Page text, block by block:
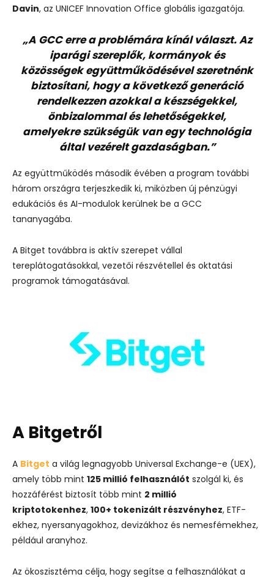
Davin, az UNICEF Innovation Office globális igazgatója.
„A GCC erre a problémára kínál választ. Az
iparági szereplők, kormányok és
közösségek együttműködésével szeretnénk
biztosítani, hogy a következő generáció
rendelkezzen azokkal a készségekkel,
önbizalommal és lehetőségekkel,
amelyekre szükségük van egy technológia
által vezérelt gazdaságban.”
Az együttműködés második évében a program további
három országra terjeszkedik ki, miközben új pénzügyi
edukációs és AI-modulok kerülnek be a GCC
tananyagába.
A Bitget továbbra is aktív szerepet vállal
tereplátogatásokkal, vezetői részvétellel és oktatási
programok támogatásával.
A Bitgetről
A Bitget a világ legnagyobb Universal Exchange-e (UEX),
amely több mint 125 millió felhasználót szolgál ki, és
hozzáférést biztosít több mint 2 millió
kriptotokenhez, 100+ tokenizált részvényhez, ETF-
ekhez, nyersanyagokhoz, devizákhoz és nemesfémekhez,
például aranyhoz.
Az ökoszisztéma célja, hogy segítse a felhasználókat a